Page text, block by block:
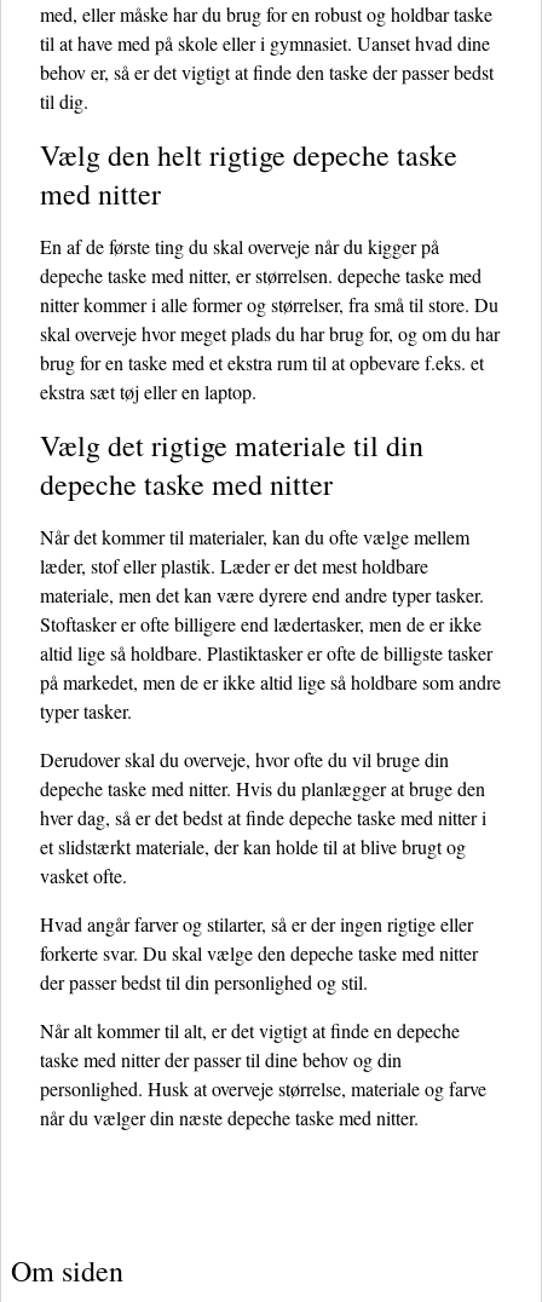
med, eller måske har du brug for en robust og holdbar taske
til at have med på skole eller i gymnasiet. Uanset hvad dine
behov er, så er det vigtigt at finde den taske der passer bedst
til dig.
Vælg den helt rigtige depeche taske
med nitter
En af de første ting du skal overveje når du kigger på
depeche taske med nitter, er størrelsen. depeche taske med
nitter kommer i alle former og størrelser, fra små til store. Du
skal overveje hvor meget plads du har brug for, og om du har
brug for en taske med et ekstra rum til at opbevare f.eks. et
ekstra sæt tøj eller en laptop.
Vælg det rigtige materiale til din
depeche taske med nitter
Når det kommer til materialer, kan du ofte vælge mellem
læder, stof eller plastik. Læder er det mest holdbare
materiale, men det kan være dyrere end andre typer tasker.
Stoftasker er ofte billigere end lædertasker, men de er ikke
altid lige så holdbare. Plastiktasker er ofte de billigste tasker
på markedet, men de er ikke altid lige så holdbare som andre
typer tasker.
Derudover skal du overveje, hvor ofte du vil bruge din
depeche taske med nitter. Hvis du planlægger at bruge den
hver dag, så er det bedst at finde depeche taske med nitter i
et slidstærkt materiale, der kan holde til at blive brugt og
vasket ofte.
Hvad angår farver og stilarter, så er der ingen rigtige eller
forkerte svar. Du skal vælge den depeche taske med nitter
der passer bedst til din personlighed og stil.
Når alt kommer til alt, er det vigtigt at finde en depeche
taske med nitter der passer til dine behov og din
personlighed. Husk at overveje størrelse, materiale og farve
når du vælger din næste depeche taske med nitter.
Om siden